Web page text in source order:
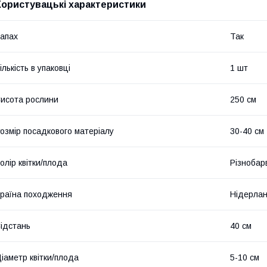
характеристики
Так
в упаковці 1 шт
рослини 250 см
посадкового матеріалу 30-40 см
квітки/плода
походження
40 см
квітки/плода 5-10 см